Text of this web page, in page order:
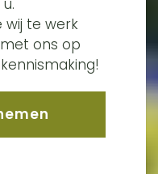
wij te werk
ons op